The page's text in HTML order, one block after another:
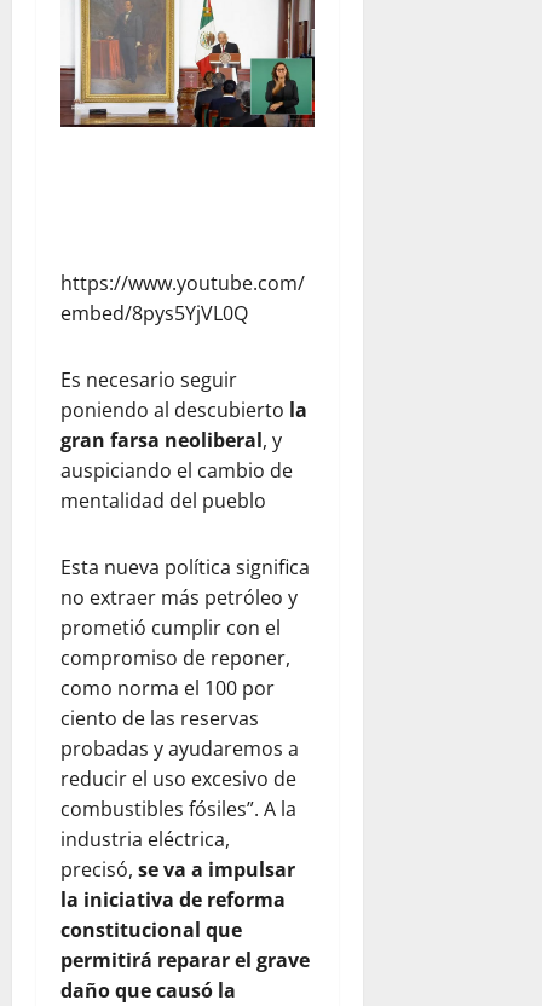
https://www.youtube.com/
embed/8pys5YjVL0Q
Es necesario seguir
poniendo al descubierto la
gran farsa neoliberal, y
auspiciando el cambio de
mentalidad del pueblo
Esta nueva política significa
no extraer más petróleo y
prometió cumplir con el
compromiso de reponer,
como norma el 100 por
ciento de las reservas
probadas y ayudaremos a
reducir el uso excesivo de
combustibles fósiles”. A la
industria eléctrica,
precisó, se va a impulsar
la iniciativa de reforma
constitucional que
permitirá reparar el grave
daño que causó la